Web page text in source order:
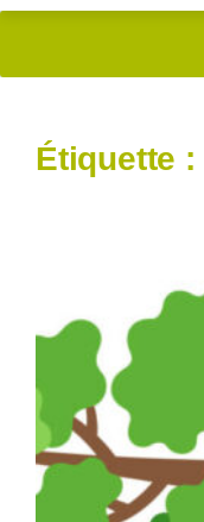
Étiquette :